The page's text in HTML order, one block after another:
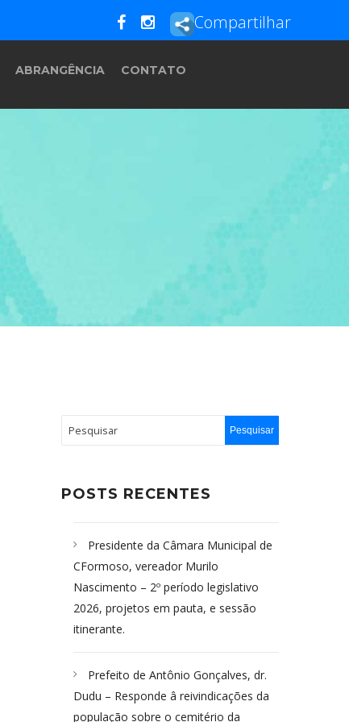
Compartilhar
ABRANGÊNCIA CONTATO
POSTS RECENTES
Presidente da Câmara Municipal de
CFormoso, vereador Murilo
Nascimento – 2º período legislativo
2026, projetos em pauta, e sessão
itinerante.
Prefeito de Antônio Gonçalves, dr.
Dudu – Responde â reivindicações da
população sobre o cemitério da